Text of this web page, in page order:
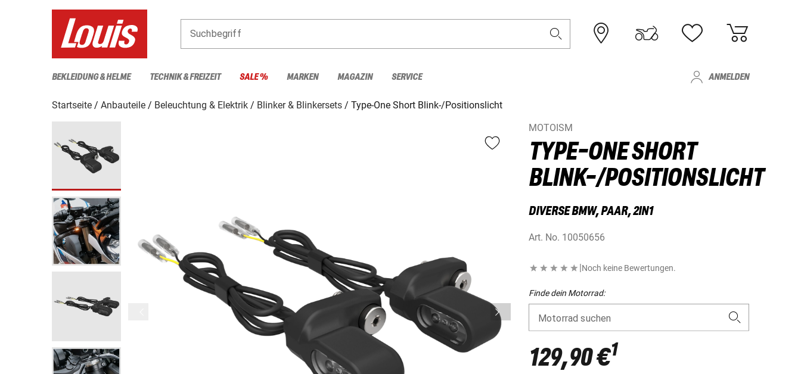
Suchbegriff
BEKLEIDUNG & HELME TECHNIK & FREIZEIT SALE % MARKEN MAGAZIN SERVICE ANMELDEN
Startseite Anbauteile Beleuchtung & Elektrik Blinker & Blinkersets
Type-One Short Blink-/Positionslicht
MOTOISM
TYPE-ONE SHORT
BLINK-/POSITIONSLICHT
DIVERSE BMW, PAAR, 2IN1
Art. No. 10050656
|Noch keine Bewertungen.
Finde dein Motorrad:
Motorrad suchen
129,90 €1